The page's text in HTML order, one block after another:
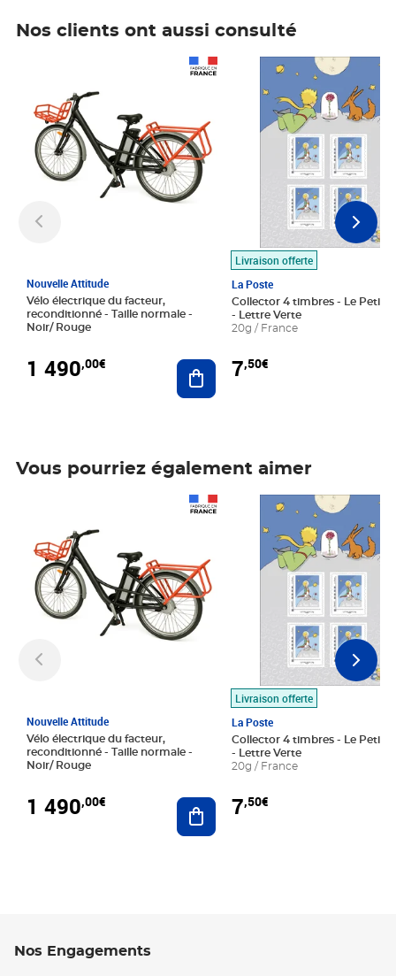
Nos clients ont aussi consulté
Nouvelle Attitude
Vélo électrique du facteur,
reconditionné - Taille normale -
Noir/ Rouge
1 490,00€ Ajouter au panier
Livraison offerte
La Poste
Collector 4 timbres - Le Petit
- Lettre Verte
20g / France
7,50€
Prix 7,50€
Vous pourriez également aimer
Nouvelle Attitude
Vélo électrique du facteur,
reconditionné - Taille normale -
Noir/ Rouge
1 490,00€ Ajouter au panier
Livraison offerte
La Poste
Collector 4 timbres - Le Petit
- Lettre Verte
20g / France
7,50€
Prix 7,50€
Nos Engagements